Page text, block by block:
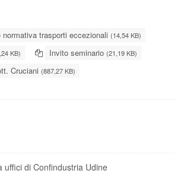
trasporti eccezionali (14,54 KB)
KB) Invito seminario (21,19 KB)
Cruciani (887,27 KB)
uffici di Confindustria Udine